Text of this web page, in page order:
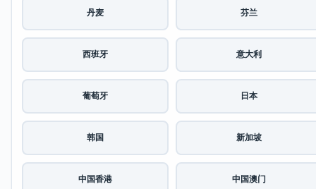
丹麦 芬兰
西班牙 意大利
葡萄牙 日本
韩国 新加坡
中国香港 中国澳门